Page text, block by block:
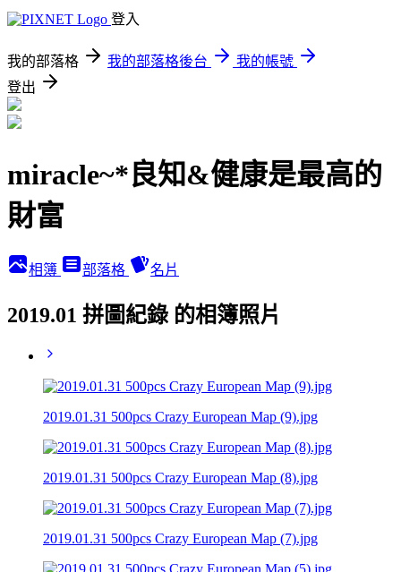
登入
我的部落格 我的部落格後台
我的帳號
登出
miracle~*良知&健康是最高的
財富
相簿 部落格 名片
2019.01 拼圖紀錄 的相簿照片
2019.01.31 500pcs Crazy European Map (9).jpg
2019.01.31 500pcs Crazy European Map (8).jpg
2019.01.31 500pcs Crazy European Map (7).jpg